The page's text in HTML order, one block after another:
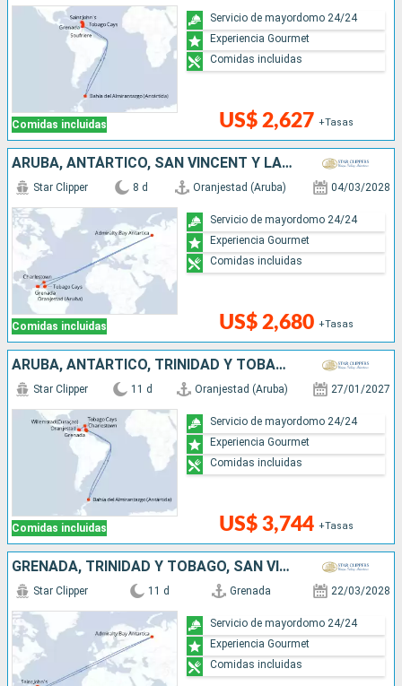
Comidas incluidas US$ 2,627 +Tasas
Servicio de mayordomo 24/24
Experiencia Gourmet
Comidas incluidas
ARUBA, ANTÁRTICO, SAN VINCENT Y LAS GRANADINAS, GRENADA
Comidas incluidas
Star Clipper 8 d Oranjestad (Aruba) 04/03/2028
US$ 2,680 +Tasas
Servicio de mayordomo 24/24
Experiencia Gourmet
Comidas incluidas
ARUBA, ANTÁRTICO, TRINIDAD Y TOBAGO, SAN VINCENT Y LAS GRANADINAS, GRENADA
Comidas incluidas
Star Clipper 11 d Oranjestad (Aruba) 27/01/2027
US$ 3,744 +Tasas
Servicio de mayordomo 24/24
Experiencia Gourmet
Comidas incluidas
GRENADA, TRINIDAD Y TOBAGO, SAN VINCENT Y LAS GRANADINAS, ANTÁRTICO, ANTIGUA Y BARBUDA
Star Clipper 11 d Grenada 22/03/2028
Servicio de mayordomo 24/24
Experiencia Gourmet
Comidas incluidas